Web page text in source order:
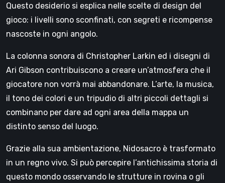
Questo desiderio si esplica nelle scelte di design del
gioco: i livelli sono sconfinati, con segreti e ricompense
nascoste in ogni angolo.
La colonna sonora di Christopher Larkin ed i disegni di
Ari Gibson contribuiscono a creare un’atmosfera che il
giocatore non vorrà mai abbandonare. L’arte, la musica,
il tono dei colori e un tripudio di altri piccoli dettagli si
combinano per dare ad ogni area della mappa un
distinto senso del luogo.
Grazie alla sua ambientazione, Nidosacro è trasformato
in un regno vivo. Si può percepire l’antichissima storia di
questo mondo osservando le strutture in rovina o gli